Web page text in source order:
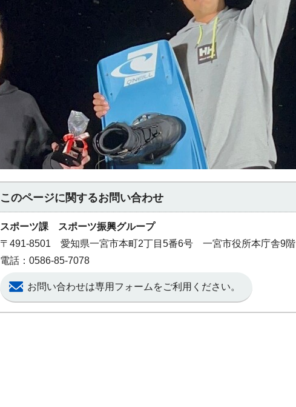
このページに関するお問い合わせ
スポーツ課 スポーツ振興グループ
〒491-8501 愛知県一宮市本町2丁目5番6号 一宮市役所本庁舎9階
電話：0586-85-7078
お問い合わせは専用フォームをご利用ください。